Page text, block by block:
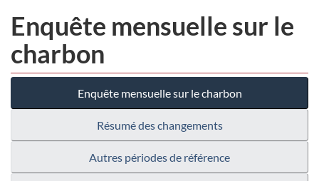
Enquête mensuelle sur le
charbon
Enquête mensuelle sur le charbon
Résumé des changements
Autres périodes de référence